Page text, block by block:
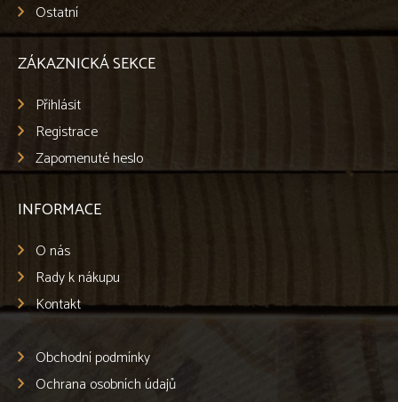
Ostatní
ZÁKAZNICKÁ SEKCE
Přihlásit
Registrace
Zapomenuté heslo
INFORMACE
O nás
Rady k nákupu
Kontakt
Obchodní podmínky
Ochrana osobních údajů